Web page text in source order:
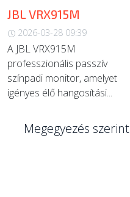
JBL VRX915M
2026-03-28 09:39
A JBL VRX915M
professzionális passzív
színpadi monitor, amelyet
igényes élő hangosítási...
Megegyezés szerint